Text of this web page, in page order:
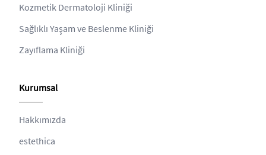
Kozmetik Dermatoloji Kliniği
Sağlıklı Yaşam ve Beslenme Kliniği
Zayıflama Kliniği
Kurumsal
Hakkımızda
estethica